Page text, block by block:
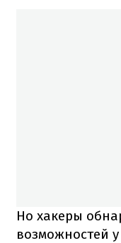
Но хакеры
возможностей